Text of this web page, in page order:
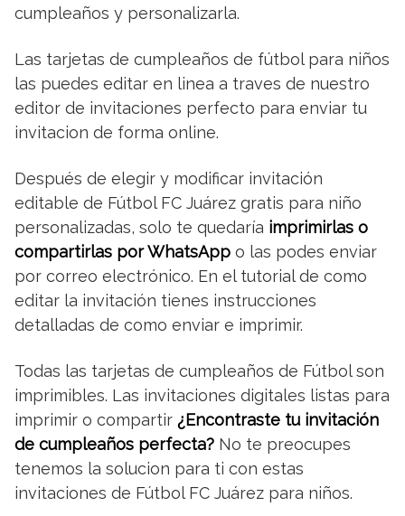
cumpleaños y personalizarla.
Las tarjetas de cumpleaños de fútbol para niños
las puedes editar en linea a traves de nuestro
editor de invitaciones perfecto para enviar tu
invitacion de forma online.
Después de elegir y modificar invitación
editable de Fútbol FC Juárez gratis para niño
personalizadas, solo te quedaría imprimirlas o
compartirlas por WhatsApp o las podes enviar
por correo electrónico. En el tutorial de como
editar la invitación tienes instrucciones
detalladas de como enviar e imprimir.
Todas las tarjetas de cumpleaños de Fútbol son
imprimibles. Las invitaciones digitales listas para
imprimir o compartir ¿Encontraste tu invitación
de cumpleaños perfecta? No te preocupes
tenemos la solucion para ti con estas
invitaciones de Fútbol FC Juárez para niños.